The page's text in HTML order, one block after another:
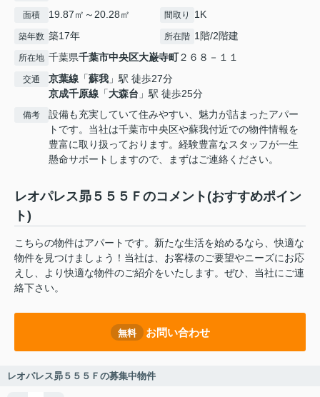
面積 19.87㎡～20.28㎡ 間取り 1K
築年数 築17年 所在階 1階/2階建
所在地 千葉県千葉市中央区大巌寺町２６８－１１
交通 京葉線 「蘇我 」駅 徒歩27分
京成千原線 「大森台 」駅 徒歩25分
備考
設備も充実していて住みやすい、魅力が詰まったアパー
トです。当社は千葉市中央区や蘇我付近での物件情報を
豊富に取り扱っております。経験豊富なスタッフが一生
懸命サポートしますので、まずはご連絡ください。
レオパレス昴５５５Ｆのコメント(おすすめポイン
ト)
こちらの物件はアパートです。新たな生活を始めるなら、快適な
物件を見つけましょう！当社は、お客様のご要望やニーズにお応
えし、より快適な物件のご紹介をいたします。ぜひ、当社にご連
絡下さい。
無料 お問い合わせ
レオパレス昴５５５Ｆの募集中物件